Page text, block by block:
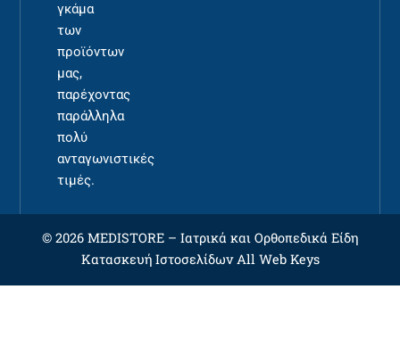
γκάμα
των
προϊόντων
μας,
παρέχοντας
παράλληλα
πολύ
ανταγωνιστικές
τιμές.
© 2026 MEDISTORE – Ιατρικά και Ορθοπεδικά Είδη
Κατασκευή ΙστοσελίδωνAll Web Keys